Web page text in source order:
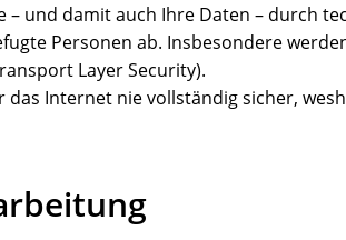
und damit auch Ihre Daten – durch
Personen ab. Insbesondere
Layer Security).
Internet nie vollständig sicher,